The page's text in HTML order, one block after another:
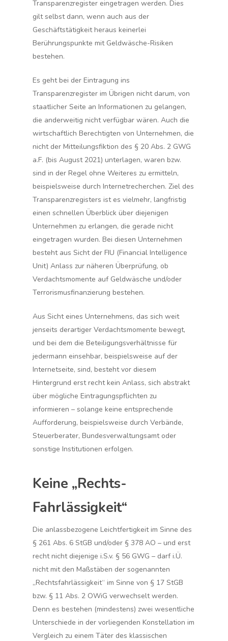
Transparenzregister eingetragen werden. Dies
gilt selbst dann, wenn auch aus der
Geschäftstätigkeit heraus keinerlei
Berührungspunkte mit Geldwäsche-Risiken
bestehen.
Es geht bei der Eintragung ins
Transparenzregister im Übrigen nicht darum, von
staatlicher Seite an Informationen zu gelangen,
die anderweitig nicht verfügbar wären. Auch die
wirtschaftlich Berechtigten von Unternehmen, die
nicht der Mitteilungsfiktion des § 20 Abs. 2 GWG
a.F. (bis August 2021) unterlagen, waren bzw.
sind in der Regel ohne Weiteres zu ermitteln,
beispielsweise durch Internetrecherchen. Ziel des
Transparenzregisters ist es vielmehr, langfristig
einen schnellen Überblick über diejenigen
Unternehmen zu erlangen, die gerade nicht
eingetragen wurden.Bei diesen Unternehmen
besteht aus Sicht der FIU (Financial Intelligence
Unit) Anlass zur näheren Überprüfung, ob
Verdachtsmomente auf Geldwäsche und/oder
Terrorismusfinanzierung bestehen.
Aus Sicht eines Unternehmens, das sich weit
jenseits derartiger Verdachtsmomente bewegt,
und bei dem die Beteiligungsverhältnisse für
jedermann einsehbar, beispielsweise auf der
Internetseite, sind, besteht vor diesem
Hintergrund erst recht kein Anlass, sich abstrakt
über mögliche Eintragungspflichten zu
informieren – solange keine entsprechende
Aufforderung, beispielsweise durch Verbände,
Steuerberater, Bundesverwaltungsamt oder
sonstige Institutionen erfolgen.
Keine „Rechts-
Fahrlässigkeit“
Die anlassbezogene Leichtfertigkeit im Sinne des
§ 261 Abs. 6 StGB und/oder § 378 AO – und erst
recht nicht diejenige i.S.v. § 56 GWG – darf i.Ü.
nicht mit den Maßstäben der sogenannten
„Rechtsfahrlässigkeit“ im Sinne von § 17 StGB
bzw. § 11 Abs. 2 OWiG verwechselt werden.
Denn es bestehen (mindestens) zwei wesentliche
Unterschiede in der vorliegenden Konstellation im
Vergleich zu einem Täter des klassischen